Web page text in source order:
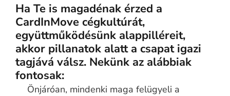
Ha Te is magadénak érzed a
CardInMove cégkultúrát,
együttműködésünk alappilléreit,
akkor pillanatok alatt a csapat igazi
tagjává válsz. Nekünk az alábbiak
fontosak:
Önjáróan, mindenki maga felügyeli a